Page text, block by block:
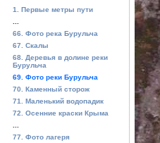
1. Первые метры пути
66. Фото река Бурульча
67. Скалы
68. Деревья в долине реки
Бурульча
69. Фото реки Бурульча
70. Каменный сторож
71. Маленький водопадик
72. Осенние краски Крыма
77. Фото лагеря